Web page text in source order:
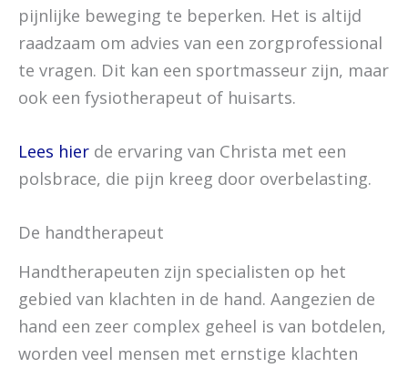
pijnlijke beweging te beperken. Het is altijd
raadzaam om advies van een zorgprofessional
te vragen. Dit kan een sportmasseur zijn, maar
ook een fysiotherapeut of huisarts.
Lees hier de ervaring van Christa met een
polsbrace, die pijn kreeg door overbelasting.
De handtherapeut
Handtherapeuten zijn specialisten op het
gebied van klachten in de hand. Aangezien de
hand een zeer complex geheel is van botdelen,
worden veel mensen met ernstige klachten